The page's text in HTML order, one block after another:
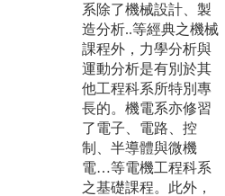
系除了機械設計、製
造分析..等經典之機械
課程外，力學分析與
運動分析是有別於其
他工程科系所特別專
長的。機電系亦修習
了電子、電路、控
制、半導體與微機
電…等電機工程科系
之基礎課程。此外，